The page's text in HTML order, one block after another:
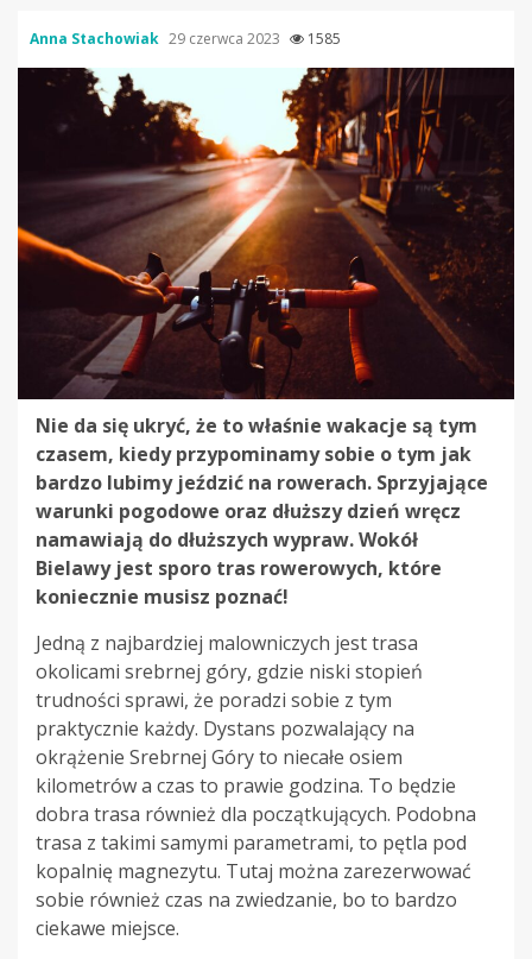
Anna Stachowiak 29 czerwca 2023 1585
Nie da się ukryć, że to właśnie wakacje są tym
czasem, kiedy przypominamy sobie o tym jak
bardzo lubimy jeździć na rowerach. Sprzyjające
warunki pogodowe oraz dłuższy dzień wręcz
namawiają do dłuższych wypraw. Wokół
Bielawy jest sporo tras rowerowych, które
koniecznie musisz poznać!
Jedną z najbardziej malowniczych jest trasa
okolicami srebrnej góry, gdzie niski stopień
trudności sprawi, że poradzi sobie z tym
praktycznie każdy. Dystans pozwalający na
okrążenie Srebrnej Góry to niecałe osiem
kilometrów a czas to prawie godzina. To będzie
dobra trasa również dla początkujących. Podobna
trasa z takimi samymi parametrami, to pętla pod
kopalnię magnezytu. Tutaj można zarezerwować
sobie również czas na zwiedzanie, bo to bardzo
ciekawe miejsce.